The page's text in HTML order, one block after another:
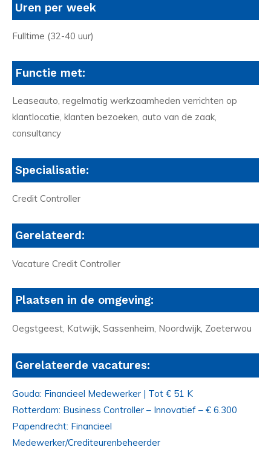
Uren per week
Fulltime (32-40 uur)
Functie met:
Leaseauto, regelmatig werkzaamheden verrichten op
klantlocatie, klanten bezoeken, auto van de zaak,
consultancy
Specialisatie:
Credit Controller
Gerelateerd:
Vacature Credit Controller
Plaatsen in de omgeving:
Oegstgeest, Katwijk, Sassenheim, Noordwijk, Zoeterwou
Gerelateerde vacatures:
Gouda: Financieel Medewerker | Tot € 51 K
Rotterdam: Business Controller – Innovatief – € 6.300
Papendrecht: Financieel
Medewerker/Crediteurenbeheerder